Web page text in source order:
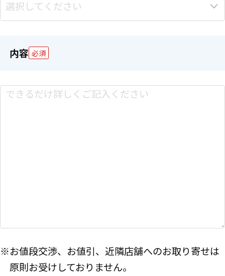
内容 必須
※お値段交渉、お値引、近隣店舗へのお取り寄せは
原則お受けしておりません。